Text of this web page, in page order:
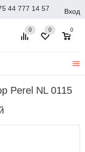
44 777 14 57 Вход
0 0
0
Perel NL 0115